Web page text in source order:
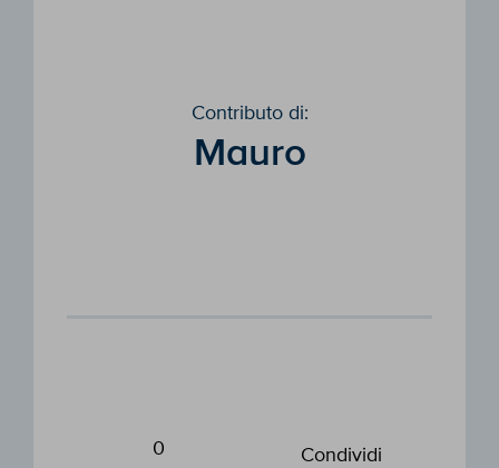
Contributo di:
Mauro
0 Condividi